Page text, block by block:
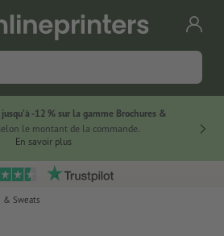
jusqu’à -12 % sur la gamme Brochures &
le montant de la commande.
En savoir plus
& Sweats